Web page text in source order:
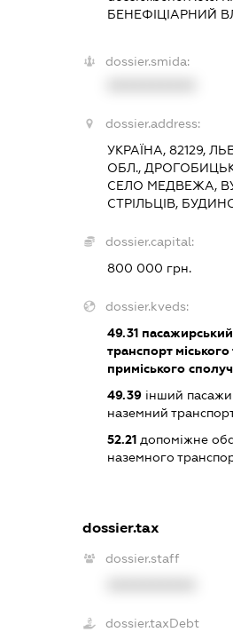
БЕНЕФІЦІАРНИЙ
dossier.smida:
dossier.address:
УКРАЇНА, 82129,
ОБЛ.,
СЕЛО МЕДВЕЖА,
СТРІЛЬЦІВ,
dossier.capital:
800 000 грн.
dossier.kveds:
49.31
транспорт міського
приміського
49.39інший
наземний
52.21допоміжне
наземного
dossier.tax
dossier.staff
dossier.taxDebt